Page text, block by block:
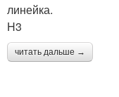
линейка.
H3
читать дальше →